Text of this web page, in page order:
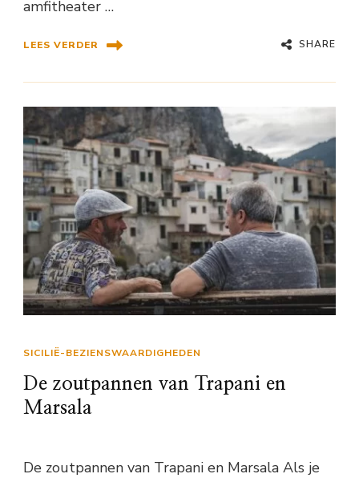
amfitheater …
LEES VERDER SHARE
SICILIË-BEZIENSWAARDIGHEDEN
De zoutpannen van Trapani en
Marsala
De zoutpannen van Trapani en Marsala Als je